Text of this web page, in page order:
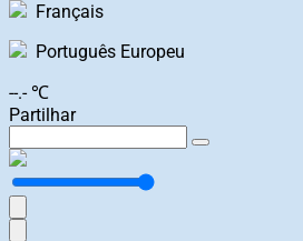
Français
Português Europeu
--.- ℃
Partilhar